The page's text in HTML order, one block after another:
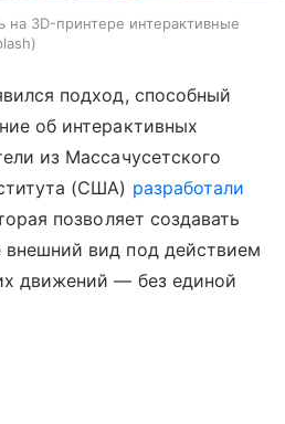
на 3D-принтере интерактивные
подход, способный
об интерактивных
из Массачусетского
(США) разработали
позволяет создавать
вид под действием
движений — без единой